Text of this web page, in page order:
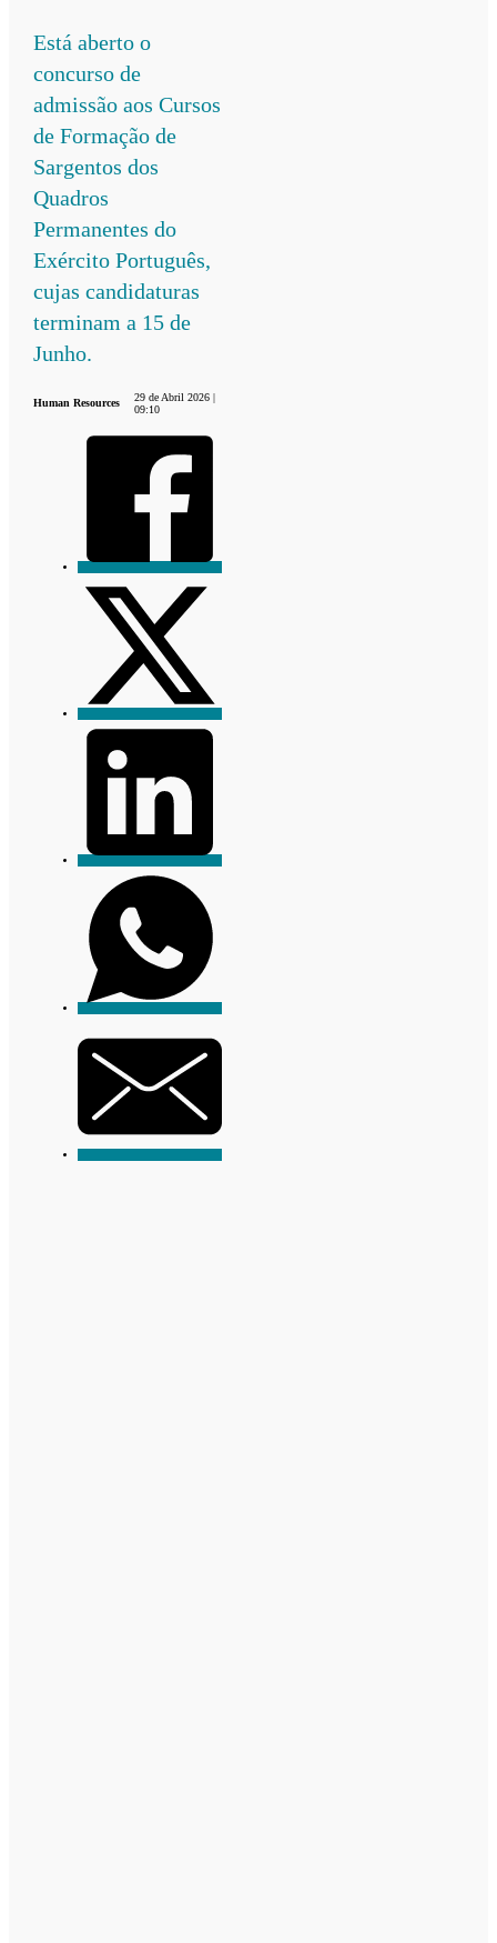
Está aberto o
concurso de
admissão aos Cursos
de Formação de
Sargentos dos
Quadros
Permanentes do
Exército Português,
cujas candidaturas
terminam a 15 de
Junho.
Human Resources
29 de Abril 2026 |
09:10